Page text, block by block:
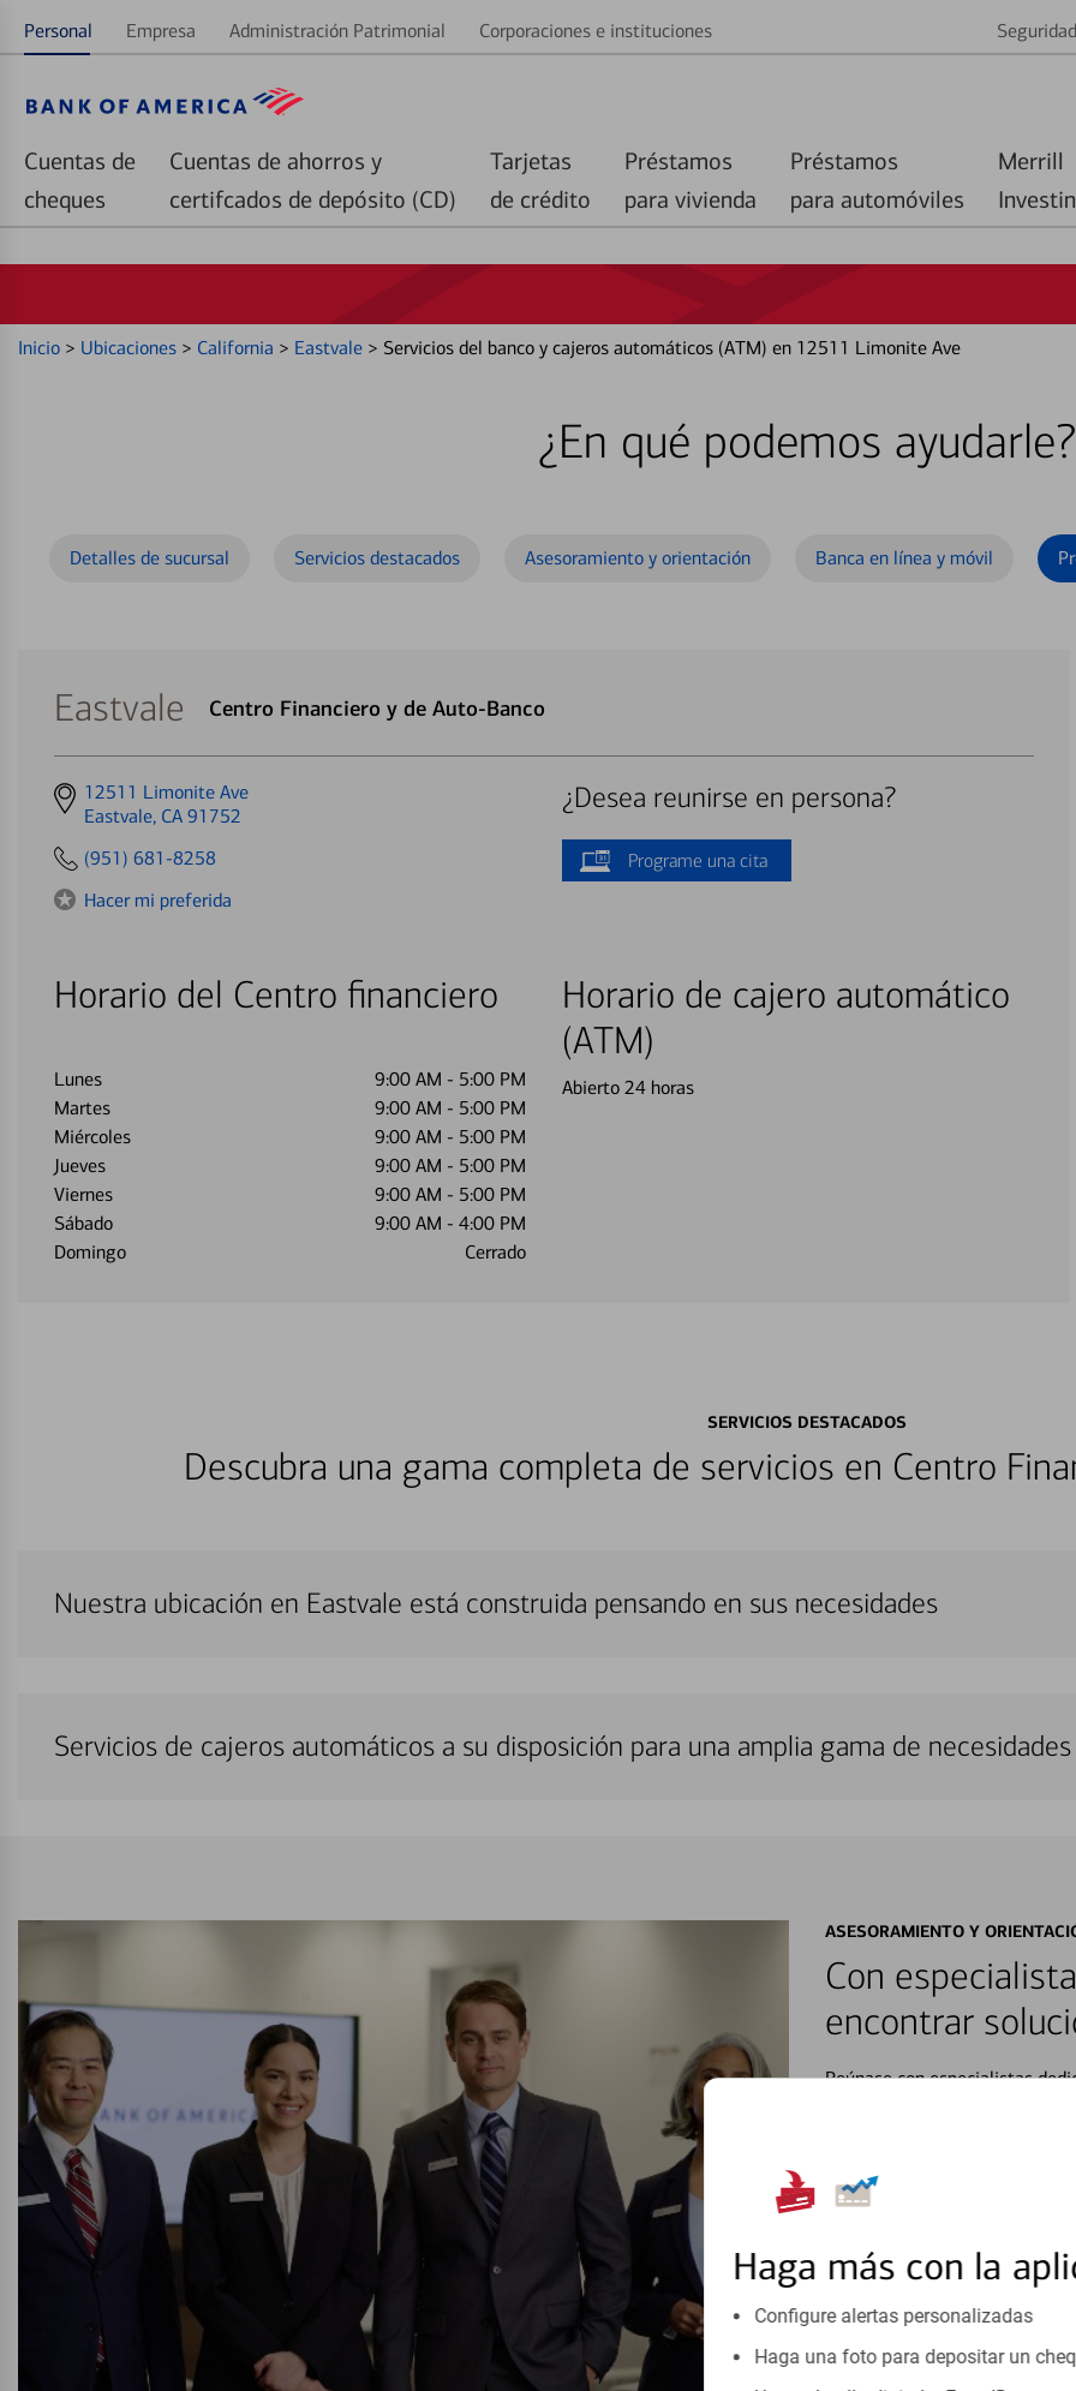
Personal Empresa Administración Patrimonial Corporaciones e instituciones Seguridad
Cuentas de
cheques
Cuentas de ahorros y
certifcados de depósito (CD)
Tarjetas
de crédito
Préstamos
para vivienda
Préstamos
para automóviles
Merrill
Haga más con la
Configure alertas personalizadas
Haga una foto para depositar un
Inicio > Ubicaciones > California > Eastvale > Servicios del banco y cajeros automáticos (ATM) en 12511 Limonite Ave
¿En qué podemos ayudarle?
Detalles de sucursal Servicios destacados Asesoramiento y orientación Banca en línea y móvil
Eastvale Centro Financiero y de Auto-Banco
Get
directions
12511 Limonite Ave
Eastvale, CA 91752
(951) 681-8258
Hacer mi preferida
Horario del Centro financiero
Lunes 9:00 AM - 5:00 PM
Martes
9:00 AM - 5:00 PM
Miércoles
9:00 AM - 5:00 PM
Jueves
9:00 AM - 5:00 PM
Viernes
9:00 AM - 5:00 PM
Sábado
9:00 AM - 4:00 PM
Domingo
Cerrado
¿Desea reunirse en persona?
Programe una cita
Horario de cajero automático
(ATM)
Abierto 24 horas
SERVICIOS DESTACADOS
Descubra una gama completa de servicios en Centro
Nuestra ubicación en Eastvale está construida pensando en sus necesidades
Servicios de cajeros automáticos a su disposición para una amplia gama de
ASESORAMIENTO Y
Con
encontrar
Reúnase con especialistas
esté listo, un especialista
Programe una cita
Vea si nuestro centro de